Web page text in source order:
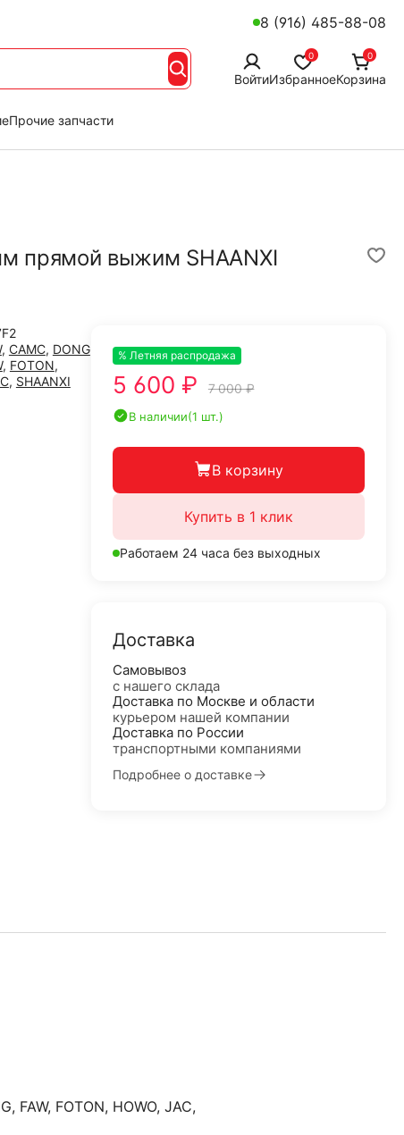
8 (916) 485-88-08
Войти
0
Избранное
0
Корзина
Прочие запчасти
прямой выжим SHAANXI
, CAMC, DONG
, FOTON,
, SHAANXI
% Летняя распродажа
5 600 ₽ 7 000 ₽
В наличии(1 шт.)
В корзину
Купить в 1 клик
Работаем 24 часа без выходных
Доставка
Самовывоз
с нашего склада
Доставка по Москве и области
курьером нашей компании
Доставка по России
транспортными компаниями
Подробнее о доставке
, FAW, FOTON, HOWO, JAC,